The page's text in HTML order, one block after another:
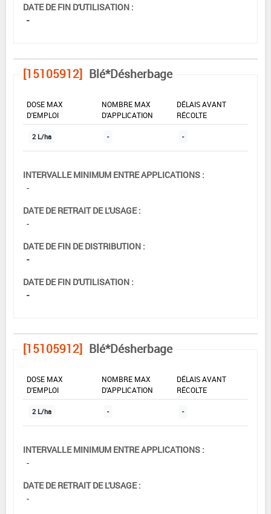
DATE DE FIN D'UTILISATION :
-
[15105912] Blé*Désherbage
DOSE MAX
D'EMPLOI
NOMBRE MAX
D'APPLICATION
DÉLAIS AVANT
RÉCOLTE
2 L/ha - -
INTERVALLE MINIMUM ENTRE APPLICATIONS :
-
DATE DE RETRAIT DE L'USAGE :
-
DATE DE FIN DE DISTRIBUTION :
-
DATE DE FIN D'UTILISATION :
-
[15105912] Blé*Désherbage
DOSE MAX
D'EMPLOI
NOMBRE MAX
D'APPLICATION
DÉLAIS AVANT
RÉCOLTE
2 L/ha - -
INTERVALLE MINIMUM ENTRE APPLICATIONS :
-
DATE DE RETRAIT DE L'USAGE :
-